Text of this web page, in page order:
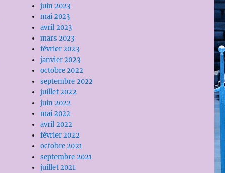
juin 2023
mai 2023
avril 2023
mars 2023
février 2023
janvier 2023
octobre 2022
septembre 2022
juillet 2022
juin 2022
mai 2022
avril 2022
février 2022
octobre 2021
septembre 2021
juillet 2021